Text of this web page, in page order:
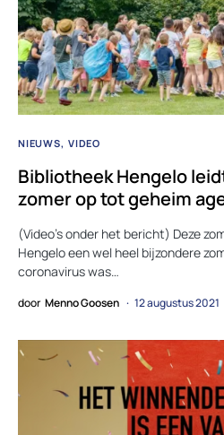
NIEUWS VIDEO
Bibliotheek Hengelo
zomer op tot geheim
(Video’s onder het bericht) Deze
Hengelo een wel heel bijzondere
coronavirus was…
door Menno Goosen 12 augustus 2021